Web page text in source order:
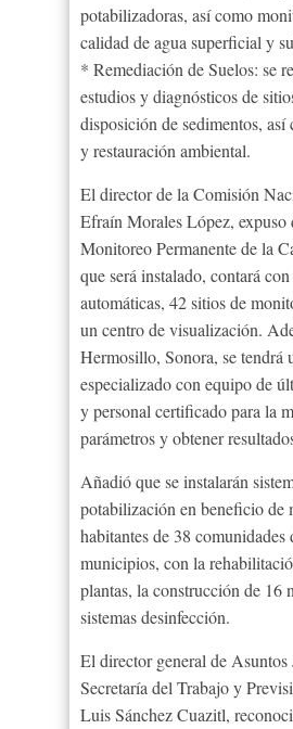
potabilizadoras, así como
calidad de agua superficial y
* Remediación de Suelos: se
estudios y diagnósticos de
disposición de sedimentos,
y restauración ambiental.
El director de la Comisión
Efraín Morales López, expuso
Monitoreo Permanente de la
que será instalado, contará
automáticas, 42 sitios de
un centro de visualización.
Hermosillo, Sonora, se tendrá
especializado con equipo de
y personal certificado para la
parámetros y obtener
Añadió que se instalarán
potabilización en beneficio de
habitantes de 38 comunidades
municipios, con la
plantas, la construcción de 16
sistemas desinfección.
El director general de Asuntos
Secretaría del Trabajo y
Luis Sánchez Cuazitl,